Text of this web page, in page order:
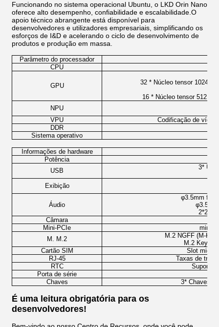
Funcionando no sistema operacional Ubuntu, o LKD Orin Nano
oferece alto desempenho, confiabilidade e escalabilidade.O
apoio técnico abrangente está disponível para
desenvolvedores e utilizadores empresariais, simplificando os
esforços de I&D e acelerando o ciclo de desenvolvimento de
produtos e produção em massa.
Parâmetro do processador
CPU
GPU
32 * Núcleo tensor 1024
16 * Núcleo tensor 512
NPU
VPU
Codificação de
DDR
Sistema operativo
Informações de hardware
Potência
USB
3*
Exibição
Áudio
φ3.5mm
Câmara
Mini-PCIe
mini
M. M.2
M.2 NGFF (M-
M.2 Key
Cartão SIM
Slot micro
RJ-45
Taxas de
RTC
Suporte
Porta de série
Chaves
3* Chaves
É uma leitura obrigatória para os
desenvolvedores!